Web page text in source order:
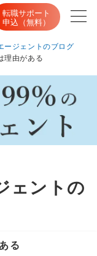
転職サポート
申込（無料）
ージェントのブログ
理由がある
ェントの
る